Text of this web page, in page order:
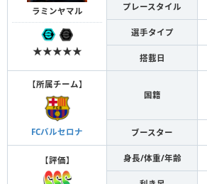
ラミンヤマル
★★★★★
プレースタイル
選手タイプ
搭載日
【所属チーム】
FCバルセロナ
国籍
ブースター
【評価】 身長/体重/年齢